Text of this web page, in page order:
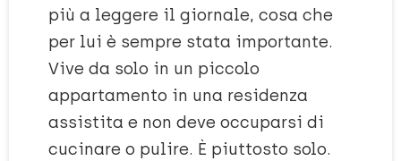
più a leggere il giornale, cosa che
per lui è sempre stata importante.
Vive da solo in un piccolo
appartamento in una residenza
assistita e non deve occuparsi di
cucinare o pulire. È piuttosto solo.